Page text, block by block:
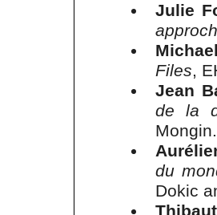
Julie
Files,
Jean
de la
Mongin.
du
Dokic